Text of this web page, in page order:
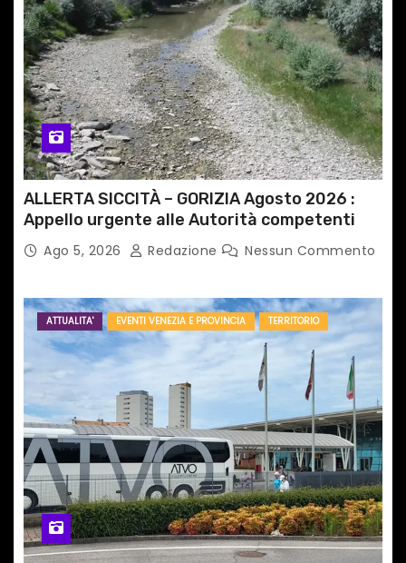
ALLERTA SICCITÀ – GORIZIA Agosto 2026 :
Appello urgente alle Autorità competenti
Ago 5, 2026 Redazione Nessun Commento
ATTUALITA' EVENTI VENEZIA E PROVINCIA TERRITORIO